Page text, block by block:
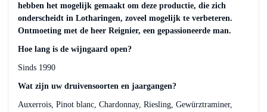
hebben het mogelijk gemaakt om deze productie, die zich
onderscheidt in Lotharingen, zoveel mogelijk te verbeteren.
Ontmoeting met de heer Reignier, een gepassioneerde man.
Hoe lang is de wijngaard open?
Sinds 1990
Wat zijn uw druivensoorten en jaargangen?
Auxerrois, Pinot blanc, Chardonnay, Riesling, Gewürztraminer,